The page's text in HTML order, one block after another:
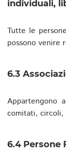
individuali,
Tutte le
possono venire
6.3
Appartengono
comitati, circoli,
6.4 Persone